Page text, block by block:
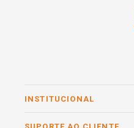
INSTITUCIONAL